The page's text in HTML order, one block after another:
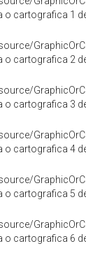
cartografica 1
cartografica 2
cartografica 3
cartografica 4
cartografica 5
cartografica 6